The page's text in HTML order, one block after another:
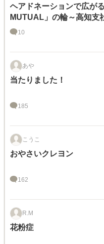
ヘアドネーションで広が
MUTUAL」の輪～高知支
10
あや
当たりました！
185
こうこ
おやさいクレヨン
162
R.M
花粉症